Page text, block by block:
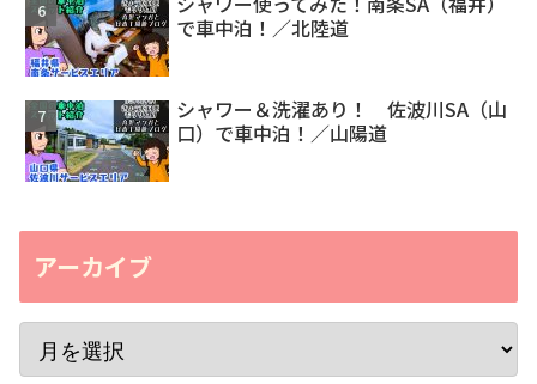
で車中泊！／北陸道
シャワー＆洗濯あり！ 佐波川SA（山
口）で車中泊！／山陽道
アーカイブ